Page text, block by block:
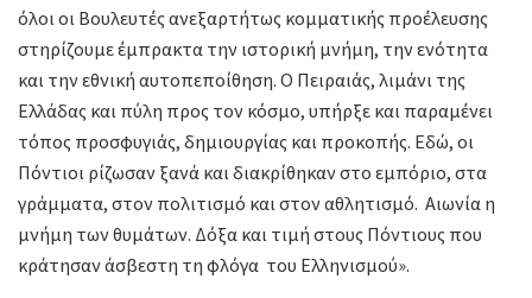
όλοι οι Βουλευτές ανεξαρτήτως κομματικής προέλευσης
στηρίζουμε έμπρακτα την ιστορική μνήμη, την ενότητα
και την εθνική αυτοπεποίθηση. Ο Πειραιάς, λιμάνι της
Ελλάδας και πύλη προς τον κόσμο, υπήρξε και παραμένει
τόπος προσφυγιάς, δημιουργίας και προκοπής. Εδώ, οι
Πόντιοι ρίζωσαν ξανά και διακρίθηκαν στο εμπόριο, στα
γράμματα, στον πολιτισμό και στον αθλητισμό. Αιωνία η
μνήμη των θυμάτων. Δόξα και τιμή στους Πόντιους που
κράτησαν άσβεστη τη φλόγα του Ελληνισμού».